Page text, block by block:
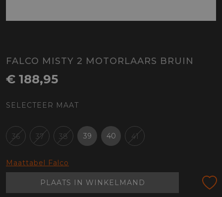
FALCO MISTY 2 MOTORLAARS BRUIN
€ 188,95
SELECTEER MAAT
36 37 38 39 40 41
Maattabel Falco
PLAATS IN WINKELMAND